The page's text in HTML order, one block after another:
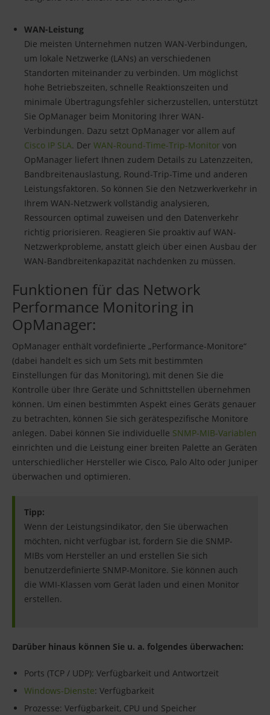
WAN-Leistung
Die meisten Unternehmen nutzen WAN-Verbindungen,
um lokale Netzwerke (LANs) an verschiedenen
Standorten miteinander zu verbinden. Um möglichst
hohe Betriebszeiten, schnelle Reaktionszeiten und
minimale Übertragungsfehler sicherzustellen, unterstützt
Sie OpManager beim Monitoring Ihrer WAN-
Verbindungen. Dazu setzt OpManager vor allem auf
Cisco IP SLA. Der WAN-Round-Time-Trip-Monitor von
OpManager liefert Ihnen zudem Details zu Latenzzeiten,
Bandbreitenauslastung, Round-Trip-Time und anderen
Leistungsfaktoren. So können Sie den Netzwerkverkehr in
Ihrem WAN-Netzwerk vollständig analysieren,
Ressourcen optimal zuweisen und den Datenverkehr
richtig priorisieren. Reagieren Sie proaktiv auf WAN-
Netzwerkprobleme, anstatt gleich über einen Ausbau der
WAN-Bandbreitenkapazität nachdenken zu müssen.
Funktionen für das Network
Performance Monitoring in
OpManager:
OpManager enthält vordefinierte „Performance-Monitore“
(dabei handelt es sich um Sets mit bestimmten
Einstellungen für das Monitoring), mit denen Sie die
Kontrolle über Ihre Geräte und Schnittstellen übernehmen
können. Um einen bestimmten Aspekt eines Geräts genauer
zu betrachten, können Sie sich gerätespezifische Monitore
anlegen. Dabei können Sie individuelle SNMP-MIB-Variablen
einrichten und die Leistung einer breiten Palette an Geräten
unterschiedlicher Hersteller wie Cisco, Palo Alto oder Juniper
überwachen und optimieren.
Tipp:
Wenn der Leistungsindikator, den Sie überwachen
möchten, nicht verfügbar ist, fordern Sie die SNMP-
MIBs vom Hersteller an und erstellen Sie sich
benutzerdefinierte SNMP-Monitore. Sie können auch
die WMI-Klassen vom Gerät laden und einen Monitor
erstellen.
Darüber hinaus können Sie u. a. folgendes überwachen:
Ports (TCP / UDP): Verfügbarkeit und Antwortzeit
Windows-Dienste: Verfügbarkeit
Prozesse: Verfügbarkeit, CPU und Speicher